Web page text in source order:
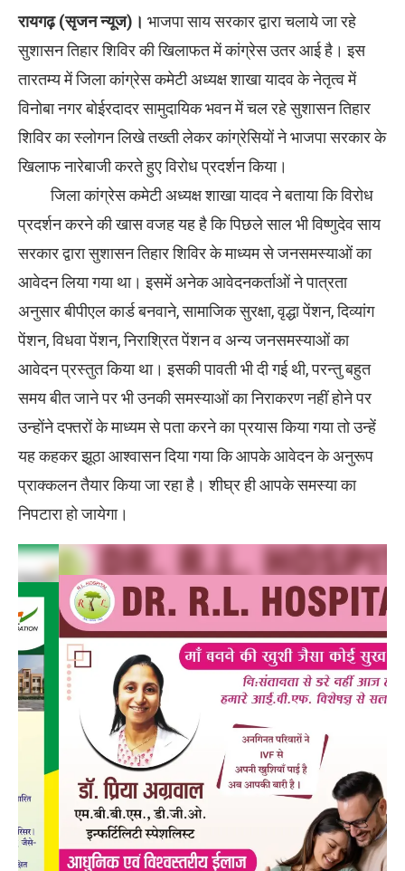
रायगढ़ (सृजन न्यूज)। भाजपा साय सरकार द्वारा चलाये जा रहे
सुशासन तिहार शिविर की खिलाफत में कांग्रेस उतर आई है। इस
तारतम्य में जिला कांग्रेस कमेटी अध्यक्ष शाखा यादव के नेतृत्व में
विनोबा नगर बोईरदादर सामुदायिक भवन में चल रहे सुशासन तिहार
शिविर का स्लोगन लिखे तख्ती लेकर कांग्रेसियों ने भाजपा सरकार के
खिलाफ नारेबाजी करते हुए विरोध प्रदर्शन किया।
जिला कांग्रेस कमेटी अध्यक्ष शाखा यादव ने बताया कि विरोध
प्रदर्शन करने की खास वजह यह है कि पिछले साल भी विष्णुदेव साय
सरकार द्वारा सुशासन तिहार शिविर के माध्यम से जनसमस्याओं का
आवेदन लिया गया था। इसमें अनेक आवेदनकर्ताओं ने पात्रता
अनुसार बीपीएल कार्ड बनवाने, सामाजिक सुरक्षा, वृद्धा पेंशन, दिव्यांग
पेंशन, विधवा पेंशन, निराश्रित पेंशन व अन्य जनसमस्याओं का
आवेदन प्रस्तुत किया था। इसकी पावती भी दी गई थी, परन्तु बहुत
समय बीत जाने पर भी उनकी समस्याओं का निराकरण नहीं होने पर
उन्होंने दफ्तरों के माध्यम से पता करने का प्रयास किया गया तो उन्हें
यह कहकर झूठा आश्वासन दिया गया कि आपके आवेदन के अनुरूप
प्राक्कलन तैयार किया जा रहा है। शीघ्र ही आपके समस्या का
निपटारा हो जायेगा।